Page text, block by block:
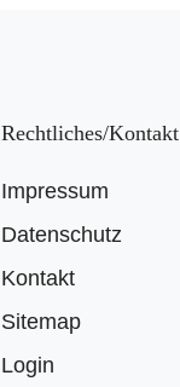
Rechtliches/Kontakt
Impressum
Datenschutz
Kontakt
Sitemap
Login